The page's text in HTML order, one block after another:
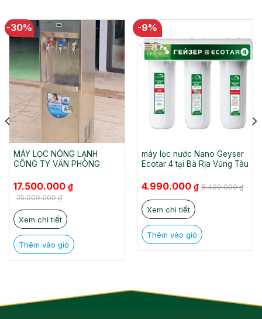
-30%
MÁY LỌC NÓNG LẠNH
CÔNG TY VĂN PHÒNG
25.000.000₫
Giá
gốc
là:
17.500.000 ₫
Giá
hiện
tại
17.500.000 ₫.
Xem chi tiết
Thêm vào giỏ
-9%
máy lọc nước Nano Geyser
Ecotar 4 tại Bà Rịa Vũng Tàu
5.490.000₫
Giá
gốc
5.490.000 ₫.
4.990.000 ₫
Giá
hiện
là:
4.990.000 ₫.
Xem chi tiết
Thêm vào giỏ